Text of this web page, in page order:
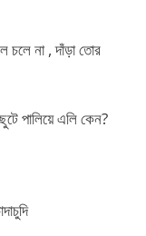
চলে না , দাঁড়া তোর
পালিয়ে এলি কেন?